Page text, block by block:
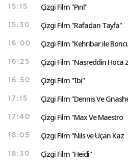
15:15 Çizgi Film "Pırıl"
15:30 Çizgi Film "Rafadan Tayfa"
16:00 Çizgi Film "Kehribar ile
16:25 Çizgi Film "Nasreddin Hoca
16:50 Çizgi Film "İbi"
17:15 Çizgi Film "Dennis Ve
17:40 Çizgi Film "Max Ve Maestro
18:05 Çizgi Film "Nils ve Uçan Kaz
18:30 Çizgi Film "Heidi"